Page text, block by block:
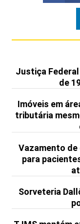
Justiça
de
Imóveis em
tributária
Vazamento
para
Sorveteria